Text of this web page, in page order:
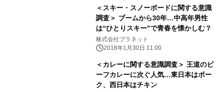
＜スキー・スノーボードに関する意識
調査＞ ブームから30年…中高年男性
は“ひとりスキー”で青春を懐かしむ？
株式会社プラネット
2018年1月30日 11:00
＜カレーに関する意識調査＞ 王道のビ
ーフカレーに次ぐ人気…東日本はポー
ク、西日本はチキン